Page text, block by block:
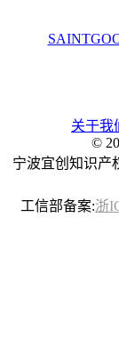
关于我
©
宁波宜创知识产
工信部备案:浙